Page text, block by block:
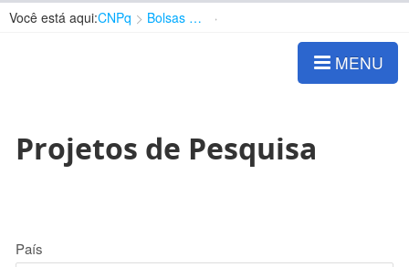
Você está aqui:CNPq Bolsas e Auxílios Vigentes
MENU
Projetos de Pesquisa
País